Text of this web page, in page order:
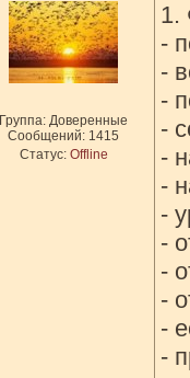
Группа: Доверенные
Сообщений: 1415
Статус: Offline
1.
-
-
-
-
-
-
-
-
-
-
-
-